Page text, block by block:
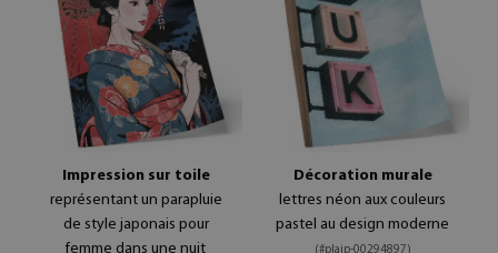
Impression sur toile
représentant un parapluie
de style japonais pour
femme dans une nuit
Décoration murale
lettres néon aux couleurs
pastel au design moderne
(#plaip-00294897)